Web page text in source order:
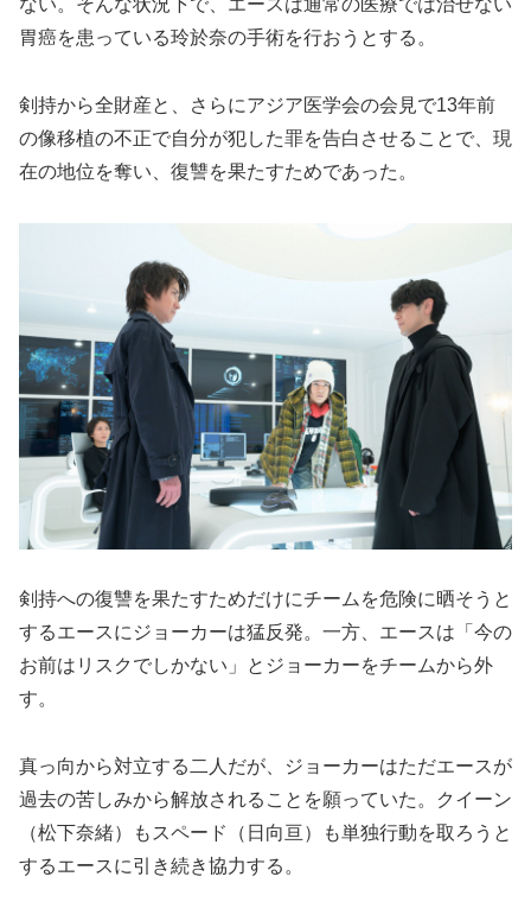
ない。そんな状況下で、エースは通常の医療では治せない
胃癌を患っている玲於奈の手術を行おうとする。
剣持から全財産と、さらにアジア医学会の会見で13年前
の像移植の不正で自分が犯した罪を告白させることで、現
在の地位を奪い、復讐を果たすためであった。
剣持への復讐を果たすためだけにチームを危険に晒そうと
するエースにジョーカーは猛反発。一方、エースは「今の
お前はリスクでしかない」とジョーカーをチームから外
す。
真っ向から対立する二人だが、ジョーカーはただエースが
過去の苦しみから解放されることを願っていた。クイーン
（松下奈緒）もスペード（日向亘）も単独行動を取ろうと
するエースに引き続き協力する。